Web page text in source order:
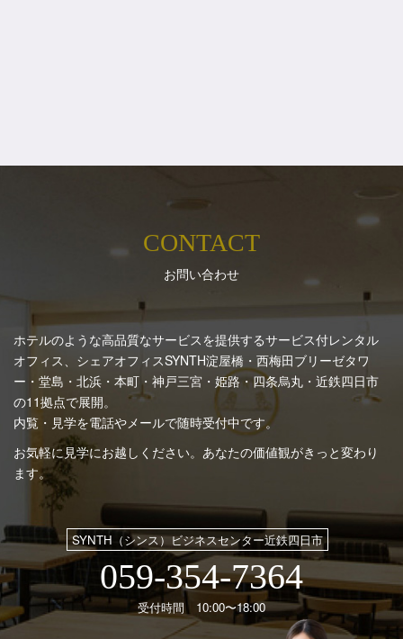
CONTACT
お問い合わせ
ホテルのような高品質なサービスを提供するサービス付レンタル
オフィス、シェアオフィスSYNTH淀屋橋・西梅田ブリーゼタワ
ー・堂島・北浜・本町・神戸三宮・姫路・四条烏丸・近鉄四日市
の11拠点で展開。
内覧・見学を電話やメールで随時受付中です。
お気軽に見学にお越しください。あなたの価値観がきっと変わり
ます。
SYNTH（シンス）ビジネスセンター近鉄四日市
059-354-7364
受付時間 10:00〜18:00